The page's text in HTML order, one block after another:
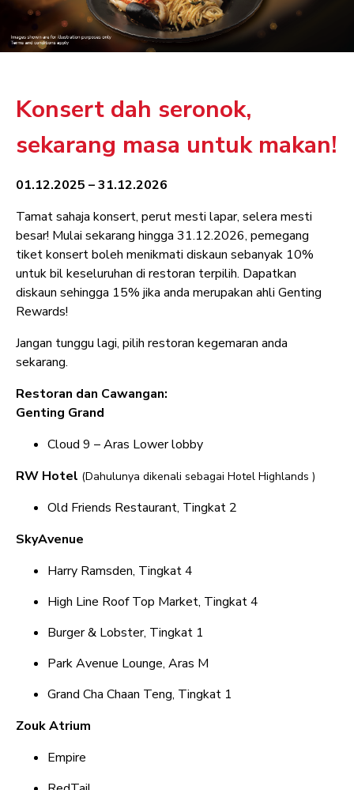
Konsert dah seronok,
sekarang masa untuk makan!
01.12.2025 – 31.12.2026
Tamat sahaja konsert, perut mesti lapar, selera mesti
besar! Mulai sekarang hingga 31.12.2026, pemegang
tiket konsert boleh menikmati diskaun sebanyak 10%
untuk bil keseluruhan di restoran terpilih. Dapatkan
diskaun sehingga 15% jika anda merupakan ahli Genting
Rewards!
Jangan tunggu lagi, pilih restoran kegemaran anda
sekarang.
Restoran dan Cawangan:
Genting Grand
Cloud 9 – Aras Lower lobby
RW Hotel (Dahulunya dikenali sebagai Hotel Highlands )
Old Friends Restaurant, Tingkat 2
SkyAvenue
Harry Ramsden, Tingkat 4
High Line Roof Top Market, Tingkat 4
Burger & Lobster, Tingkat 1
Park Avenue Lounge, Aras M
Grand Cha Chaan Teng, Tingkat 1
Zouk Atrium
Empire